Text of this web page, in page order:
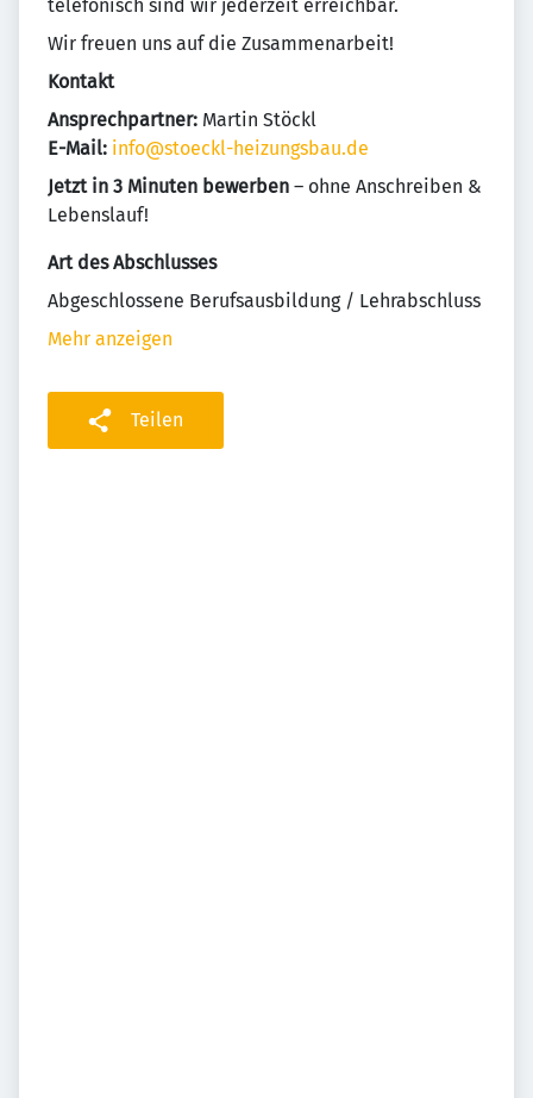
telefonisch sind wir jederzeit erreichbar.
Wir freuen uns auf die Zusammenarbeit!
Kontakt
Ansprechpartner: Martin Stöckl
E-Mail: info@stoeckl-heizungsbau.de
Jetzt in 3 Minuten bewerben ­– ohne Anschreiben &
Lebenslauf!
Art des Abschlusses
Abgeschlossene Berufsausbildung / Lehrabschluss
Mehr anzeigen
Teilen